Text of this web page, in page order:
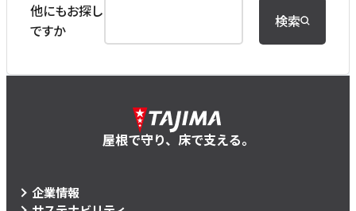
他にもお探し
ですか
検索
屋根で守り、床で支える。
企業情報